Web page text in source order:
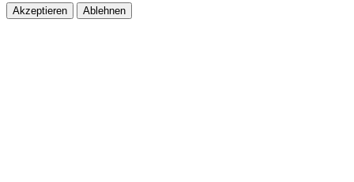
Akzeptieren Ablehnen